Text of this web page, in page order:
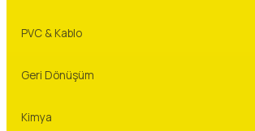
PVC & Kablo
Geri Dönüşüm
Kimya